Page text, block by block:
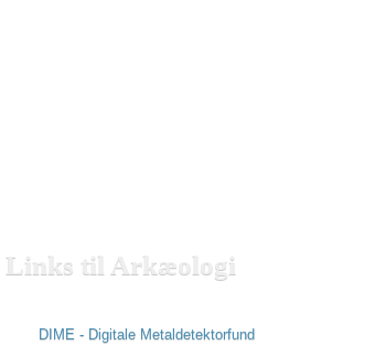
Links til Arkæologi
DIME - Digitale Metaldetektorfund